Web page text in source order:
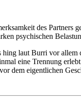
des Partners
psychischen
laut Burri vor
eine Trennung
dem eigentlichen